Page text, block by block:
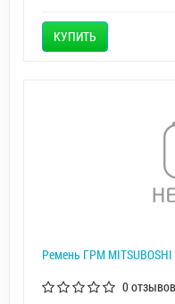
КУПИТЬ
Ремень ГРМ
0 отзывов